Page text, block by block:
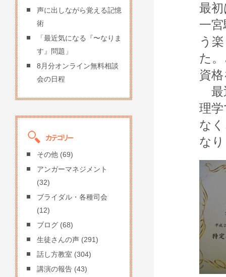
最
一
う
た
資
最
理
な
な
声に出しながら覚える記憶
術
「最近気になる『〜なりま
す』問題」
8月分オンライン無料相談
会の日程
その他 (69)
アンガーマネジメント
(32)
ブライダル・各種司会
(12)
ブログ (68)
生徒さんの声 (291)
話し方教室 (304)
講演の報告 (43)